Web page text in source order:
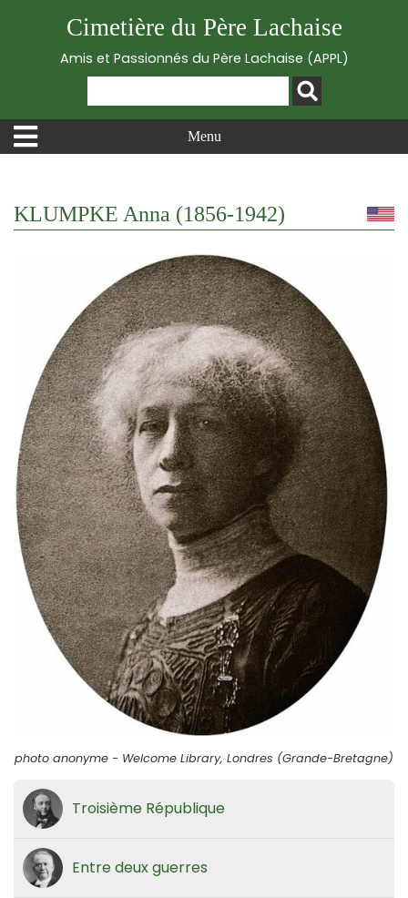
Cimetière du Père Lachaise
Amis et Passionnés du Père Lachaise (APPL)
Menu
KLUMPKE Anna (1856-1942)
photo anonyme - Welcome Library, Londres (Grande-Bretagne)
Troisième République
Entre deux guerres